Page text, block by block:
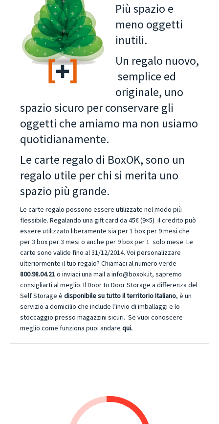
Più spazio e
meno oggetti
inutili.
Un regalo nuovo,
semplice ed
originale, uno
spazio sicuro per conservare gli
oggetti che amiamo ma non usiamo
quotidianamente.
Le carte regalo di BoxOK, sono un
regalo utile per chi si merita uno
spazio più grande.
Le carte regalo possono essere utilizzate nel modo più
flessibile. Regalando una gift card da 45€ (9×5) il credito può
essere utilizzato liberamente sia per 1 box per 9 mesi che
per 3 box per 3 mesi o anche per 9 box per 1 solo mese. Le
carte sono valide fino al 31/12/2014. Voi personalizzare
ulteriormente il tuo regalo? Chiamaci al numero verde
800.98.04.21o inviaci una mail a info@boxok.it, sapremo
consigliarti al meglio. Il Door to Door Storage a differenza del
Self Storage è disponibile su tutto il territorio Italiano, è un
servizio a domicilio che include l’invio di imballaggi e lo
stoccaggio presso magazzini sicuri. Se vuoi conoscere
meglio come funziona puoi andare qui.